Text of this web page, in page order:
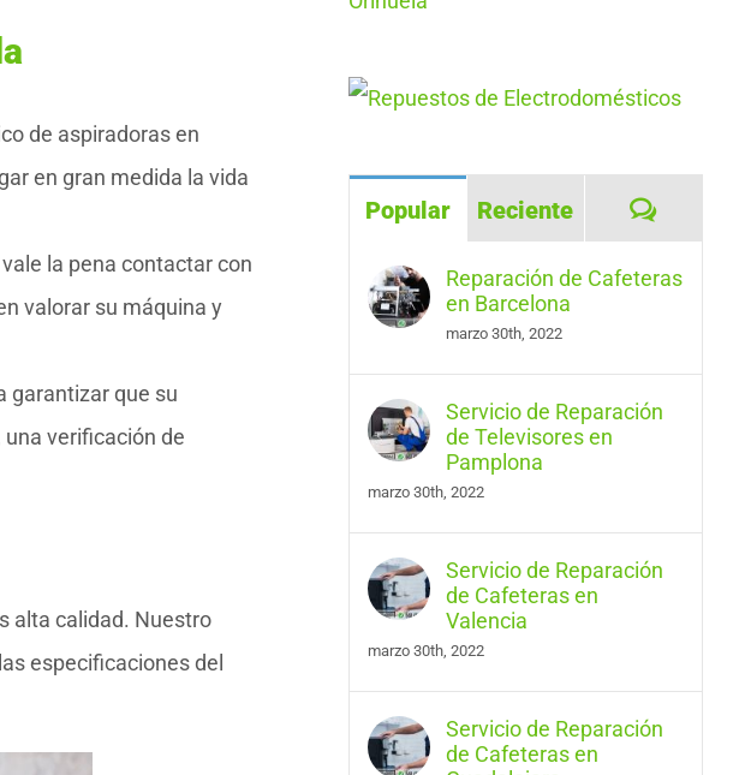
de aspiradoras en
en gran medida la vida
la pena contactar con
valorar su máquina y
garantizar que su
verificación de
alta calidad. Nuestro
especificaciones del
Popular Reciente
Reparación de Cafeteras
en Barcelona
marzo 30th, 2022
Servicio de Reparación
de Televisores en
Pamplona
marzo 30th, 2022
Servicio de Reparación
de Cafeteras en
Valencia
marzo 30th, 2022
Servicio de Reparación
de Cafeteras en